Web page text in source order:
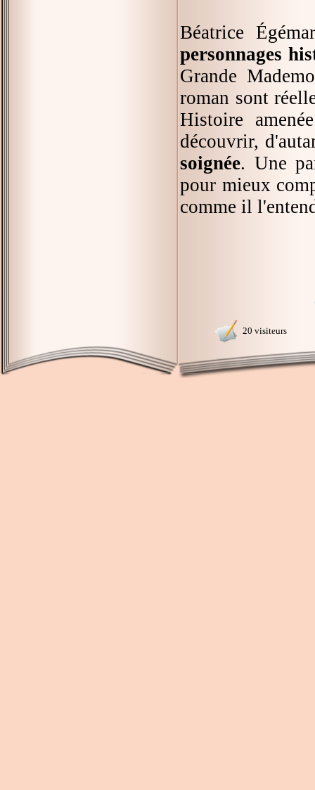
Béatrice
personnages
Grande
roman sont
Histoire
découvrir,
soignée. Une
pour mieux
comme il
20 visiteurs